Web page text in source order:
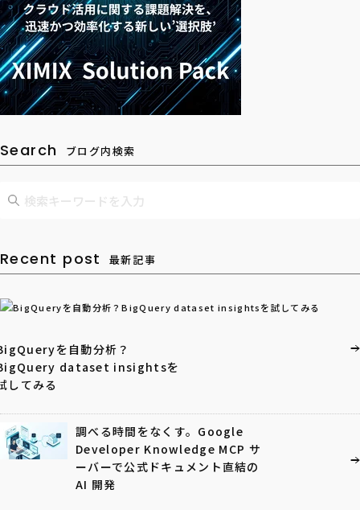
Search ブログ内検索
Recent post 最新記事
を自動分析？
dataset insightsを
してみる
調べる時間をなくす。Google
Developer Knowledge MCP サ
ーバーで公式ドキュメント直結の
AI 開発